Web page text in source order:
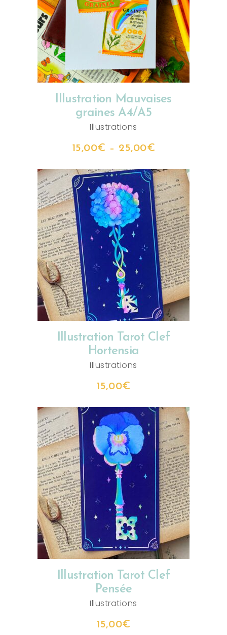
CHOIX DES OPTIONS
Illustration Mauvaises
graines A4/A5
Illustrations
15,00€ – 25,00€
AJOUTER AU PANIER
Illustration Tarot Clef
Hortensia
Illustrations
15,00€
AJOUTER AU PANIER
Illustration Tarot Clef
Pensée
Illustrations
15,00€